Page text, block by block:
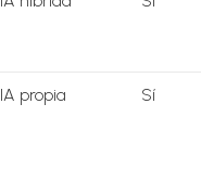
IA propia Sí